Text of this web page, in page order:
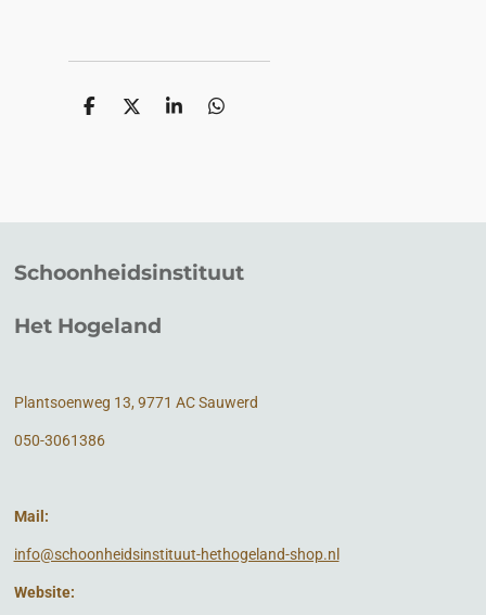
D
D
S
D
Schoonheidsinstituut
Het Hogeland
Plantsoenweg 13, 9771 AC Sauwerd
050-3061386
Mail:
info@schoonheidsinstituut-hethogeland-shop.nl
Website: